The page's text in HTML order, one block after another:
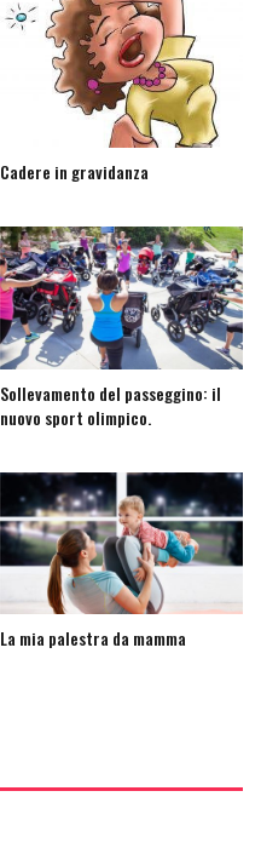
Cadere in gravidanza
Sollevamento del passeggino: il
nuovo sport olimpico.
La mia palestra da mamma